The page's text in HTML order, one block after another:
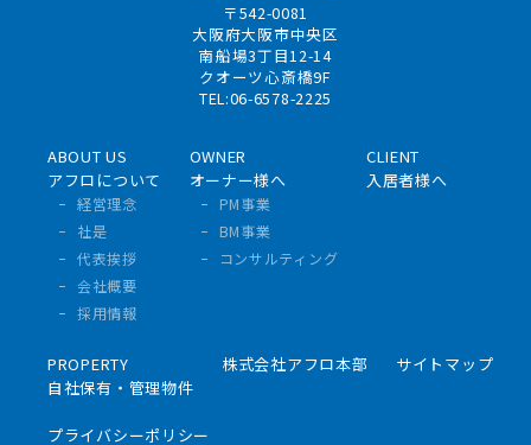
〒542-0081
大阪府大阪市中央区
南船場3丁目12-14
クオーツ心斎橋9F
TEL:06-6578-2225
ABOUT US
アフロについて
経営理念
社是
代表挨拶
会社概要
採用情報
OWNER
オーナー様へ
PM事業
BM事業
コンサルティング
CLIENT
入居者様へ
PROPERTY
自社保有・管理物件
株式会社アフロ本部 サイトマップ
プライバシーポリシー